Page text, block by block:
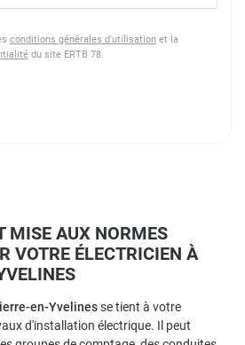
conditions générales d'utilisation et la
du site ERTB 78
MISE AUX NORMES
VOTRE ÉLECTRICIEN À
en-Yvelinesse tient à votre
d'installation électrique. Il peut